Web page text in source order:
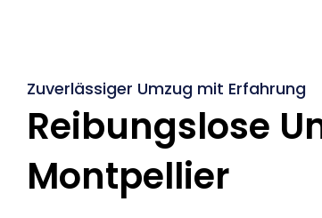
Zuverlässiger Umzug mit Erfahrung
Reibungslose
Montpellier